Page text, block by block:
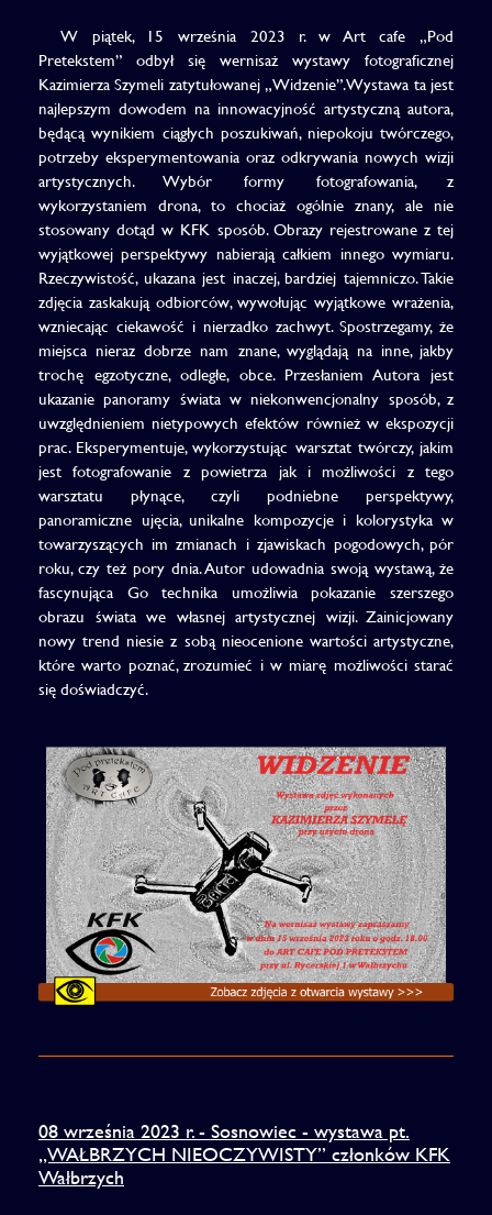
W piątek, 15 września 2023 r. w Art cafe „Pod
Pretekstem” odbył się wernisaż wystawy fotograficznej
Kazimierza Szymeli zatytułowanej „Widzenie”. Wystawa ta jest
najlepszym dowodem na innowacyjność artystyczną autora,
będącą wynikiem ciągłych poszukiwań, niepokoju twórczego,
potrzeby eksperymentowania oraz odkrywania nowych wizji
artystycznych. Wybór formy fotografowania, z
wykorzystaniem drona, to chociaż ogólnie znany, ale nie
stosowany dotąd w KFK sposób. Obrazy rejestrowane z tej
wyjątkowej perspektywy nabierają całkiem innego wymiaru.
Rzeczywistość, ukazana jest inaczej, bardziej tajemniczo. Takie
zdjęcia zaskakują odbiorców, wywołując wyjątkowe wrażenia,
wzniecając ciekawość i nierzadko zachwyt. Spostrzegamy, że
miejsca nieraz dobrze nam znane, wyglądają na inne, jakby
trochę egzotyczne, odległe, obce. Przesłaniem Autora jest
ukazanie panoramy świata w niekonwencjonalny sposób, z
uwzględnieniem nietypowych efektów również w ekspozycji
prac. Eksperymentuje, wykorzystując warsztat twórczy, jakim
jest fotografowanie z powietrza jak i możliwości z tego
warsztatu płynące, czyli podniebne perspektywy,
panoramiczne ujęcia, unikalne kompozycje i kolorystyka w
towarzyszących im zmianach i zjawiskach pogodowych, pór
roku, czy też pory dnia. Autor udowadnia swoją wystawą, że
fascynująca Go technika umożliwia pokazanie szerszego
obrazu świata we własnej artystycznej wizji. Zainicjowany
nowy trend niesie z sobą nieocenione wartości artystyczne,
które warto poznać, zrozumieć i w miarę możliwości starać
się doświadczyć.
08 września 2023 r. - Sosnowiec - wystawa pt.
„WAŁBRZYCH NIEOCZYWISTY” członków KFK
Wałbrzych